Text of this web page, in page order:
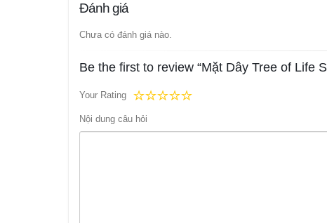
Đánh giá
Chưa có đánh giá nào.
Be the first to review “Mặt Dây Tree of Life
Your Rating
Nội dung câu hỏi